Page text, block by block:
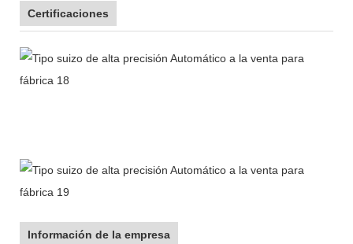
Certificaciones
Información de la empresa